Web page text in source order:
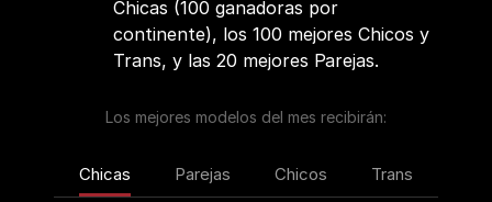
Chicas (100 ganadoras por
continente), los 100 mejores Chicos y
Trans, y las 20 mejores Parejas.
Los mejores modelos del mes recibirán:
Chicas Parejas Chicos Trans